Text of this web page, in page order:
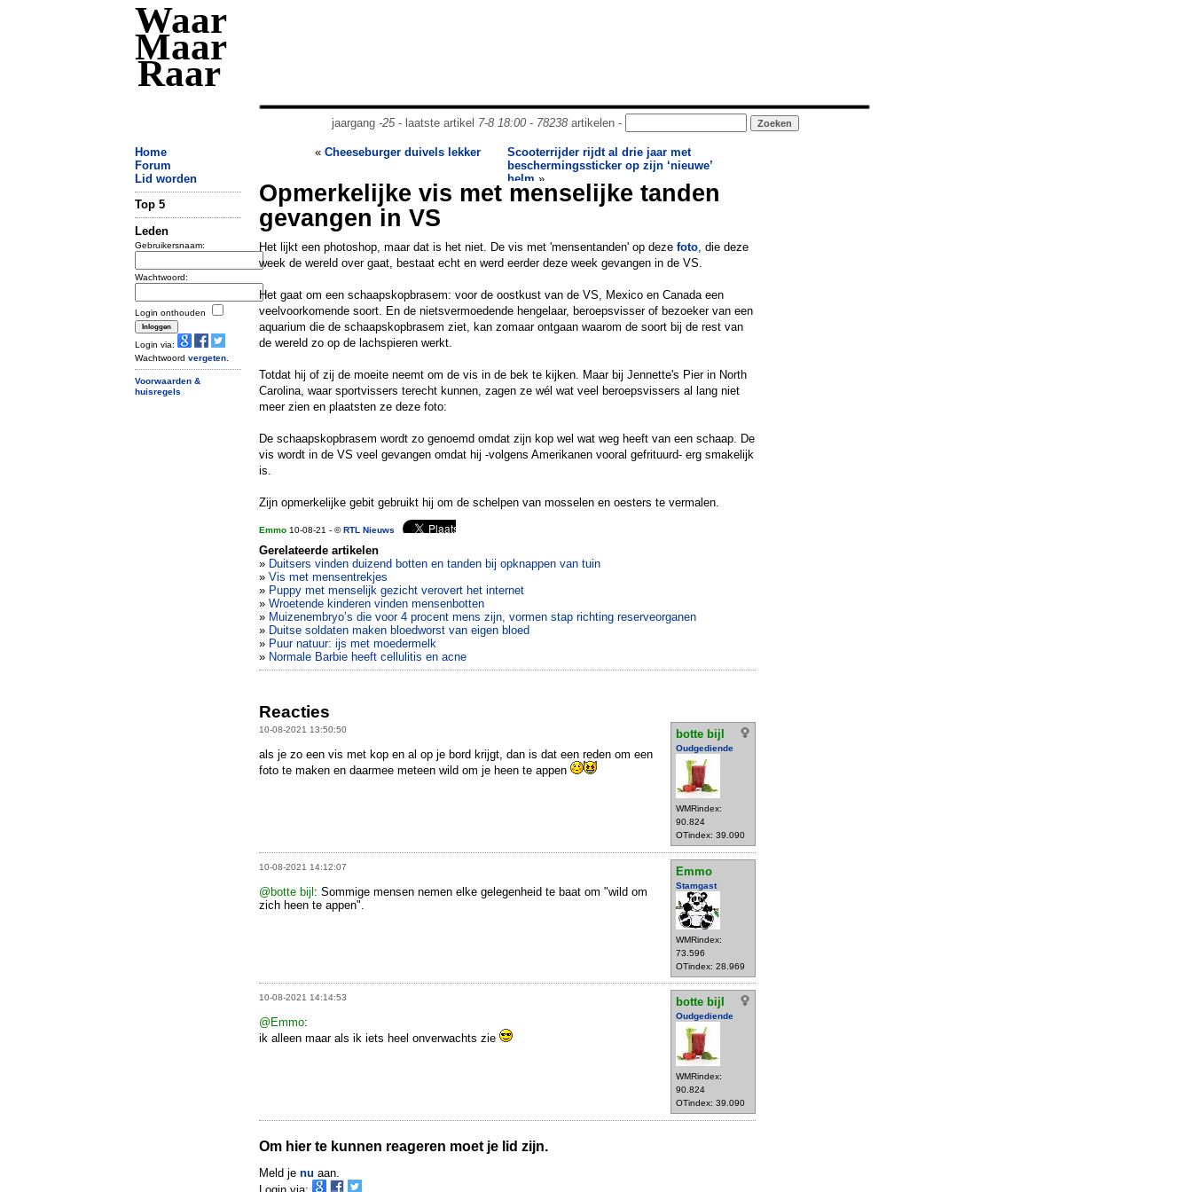
Waar
Maar
Raar
jaargang -25- laatste artikel 7-8 18:00- 78238artikelen -
Home
Forum
Lid worden
Top 5
Leden
Gebruikersnaam:
Wachtwoord:
Login onthouden
Login via:
Wachtwoord vergeten
Voorwaarden &
huisregels
« Cheeseburger duivels lekker
Scooterrijder rijdt al drie jaar met
beschermingssticker op zijn ‘nieuwe’
helm »
Opmerkelijke vis met menselijke tanden
gevangen in VS
Het lijkt een photoshop, maar dat is het niet. De vis met 'mensentanden' op deze foto, die deze
week de wereld over gaat, bestaat echt en werd eerder deze week gevangen in de VS.
Het gaat om een schaapskopbrasem: voor de oostkust van de VS, Mexico en Canada een
veelvoorkomende soort. En de nietsvermoedende hengelaar, beroepsvisser of bezoeker van een
aquarium die de schaapskopbrasem ziet, kan zomaar ontgaan waarom de soort bij de rest van
de wereld zo op de lachspieren werkt.
Totdat hij of zij de moeite neemt om de vis in de bek te kijken. Maar bij Jennette's Pier in North
Carolina, waar sportvissers terecht kunnen, zagen ze wél wat veel beroepsvissers al lang niet
meer zien en plaatsten ze deze foto:
De schaapskopbrasem wordt zo genoemd omdat zijn kop wel wat weg heeft van een schaap. De
vis wordt in de VS veel gevangen omdat hij -volgens Amerikanen vooral gefrituurd- erg smakelijk
is.
Zijn opmerkelijke gebit gebruikt hij om de schelpen van mosselen en oesters te vermalen.
Emmo 10-08-21 - ©RTL Nieuws
Gerelateerde artikelen
» Duitsers vinden duizend botten en tanden bij opknappen van tuin
» Vis met mensentrekjes
» Puppy met menselijk gezicht verovert het internet
» Wroetende kinderen vinden mensenbotten
» Muizenembryo’s die voor 4 procent mens zijn, vormen stap richting reserveorganen
» Duitse soldaten maken bloedworst van eigen bloed
» Puur natuur: ijs met moedermelk
» Normale Barbie heeft cellulitis en acne
Reacties
10-08-2021 13:50:50 botte bijl
Oudgediende
WMRindex:
90.824
OTindex: 39.090
als je zo een vis met kop en al op je bord krijgt, dan is dat een reden om een
foto te maken en daarmee meteen wild om je heen te appen
10-08-2021 14:12:07 Emmo
Stamgast
WMRindex:
73.596
OTindex: 28.969
@botte bijl: Sommige mensen nemen elke gelegenheid te baat om "wild om
zich heen te appen".
10-08-2021 14:14:53 botte bijl
Oudgediende
WMRindex:
90.824
OTindex: 39.090
@Emmo:
ik alleen maar als ik iets heel onverwachts zie
Om hier te kunnen reageren moet je lid zijn.
Meld je nu aan.